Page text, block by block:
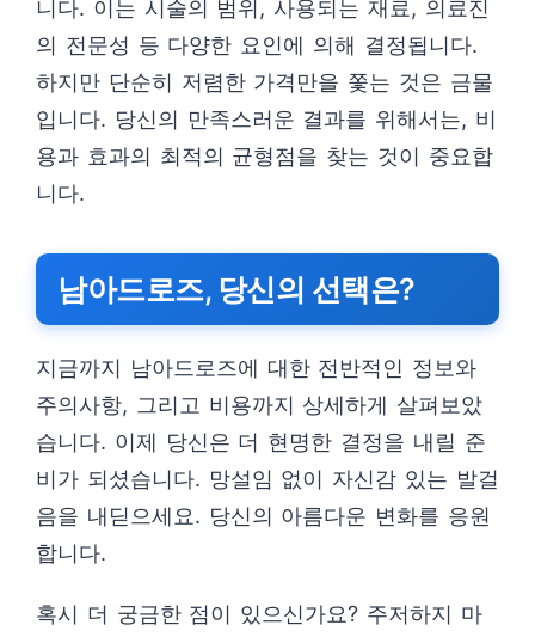
니다. 이는 시술의 범위, 사용되는 재료, 의료진
의 전문성 등 다양한 요인에 의해 결정됩니다.
하지만 단순히 저렴한 가격만을 쫓는 것은 금물
입니다. 당신의 만족스러운 결과를 위해서는, 비
용과 효과의 최적의 균형점을 찾는 것이 중요합
니다.
남아드로즈, 당신의 선택은?
지금까지 남아드로즈에 대한 전반적인 정보와
주의사항, 그리고 비용까지 상세하게 살펴보았
습니다. 이제 당신은 더 현명한 결정을 내릴 준
비가 되셨습니다. 망설임 없이 자신감 있는 발걸
음을 내딛으세요. 당신의 아름다운 변화를 응원
합니다.
혹시 더 궁금한 점이 있으신가요? 주저하지 마